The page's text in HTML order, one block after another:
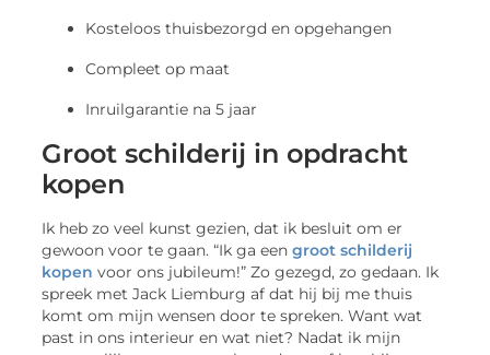
Kosteloos thuisbezorgd en opgehangen
Compleet op maat
Inruilgarantie na 5 jaar
Groot schilderij in opdracht
kopen
Ik heb zo veel kunst gezien, dat ik besluit om er
gewoon voor te gaan. “Ik ga eengroot schilderij
kopen voor ons jubileum!” Zo gezegd, zo gedaan. Ik
spreek met Jack Liemburg af dat hij bij me thuis
komt om mijn wensen door te spreken. Want wat
past in ons interieur en wat niet? Nadat ik mijn